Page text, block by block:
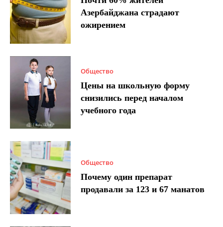
Азербайджана страдают
ожирением
Общество
Цены на школьную форму
снизились перед началом
учебного года
Общество
Почему один препарат
продавали за 123 и 67 манатов